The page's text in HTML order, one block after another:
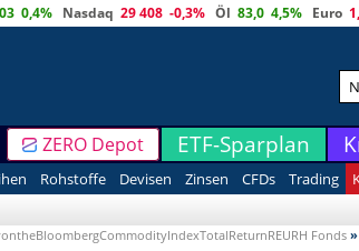
0,4% Nasdaq 29 408 -0,3% Öl 83,0 4,5% Euro
ZERO Depot ETF-Sparplan
Rohstoffe Devisen Zinsen CFDs Trading
Fonds »